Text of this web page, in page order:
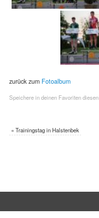
zurück zum Fotoalbum
Speichere in deinen Favoriten diesen
«Trainingstag in Halstenbek